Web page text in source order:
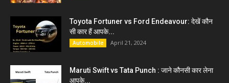
Toyota Fortuner vs Ford Endeavour: देखें कौन
सी कार हैं आपके...
Automobile April 21, 2024
Maruti Swift vs Tata Punch : जाने कौनसी कार लेना
आपके...